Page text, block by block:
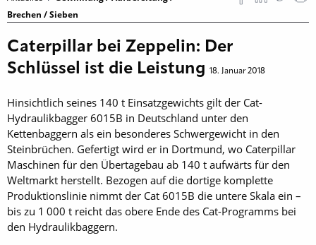
Brechen / Sieben
Caterpillar bei Zeppelin: Der
Schlüssel ist die Leistung 18. Januar 2018
Hinsichtlich seines 140 t Einsatzgewichts gilt der Cat-
Hydraulikbagger 6015B in Deutschland unter den
Kettenbaggern als ein besonderes Schwergewicht in den
Steinbrüchen. Gefertigt wird er in Dortmund, wo Caterpillar
Maschinen für den Übertagebau ab 140 t aufwärts für den
Weltmarkt herstellt. Bezogen auf die dortige komplette
Produktionslinie nimmt der Cat 6015B die untere Skala ein –
bis zu 1 000 t reicht das obere Ende des Cat-Programms bei
den Hydraulikbaggern.